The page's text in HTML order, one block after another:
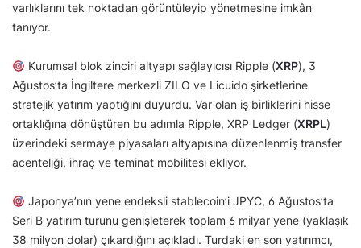
varlıklarını tek noktadan görüntüleyip yönetmesine imkân
tanıyor.
Kurumsal blok zinciri altyapı sağlayıcısı Ripple (XRP), 3
Ağustos’ta İngiltere merkezli ZILO ve Licuido şirketlerine
stratejik yatırım yaptığını duyurdu. Var olan iş birliklerini hisse
ortaklığına dönüştüren bu adımla Ripple, XRP Ledger (XRPL)
üzerindeki sermaye piyasaları altyapısına düzenlenmiş transfer
acenteliği, ihraç ve teminat mobilitesi ekliyor.
Japonya’nın yene endeksli stablecoin’i JPYC, 6 Ağustos’ta
Seri B yatırım turunu genişleterek toplam 6 milyar yene (yaklaşık
38 milyon dolar) çıkardığını açıkladı. Turdaki en son yatırımcı,